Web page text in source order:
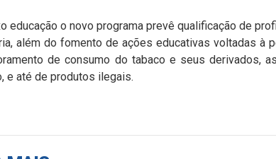
educação o novo programa prevê qualificação de
além do fomento de ações educativas voltadas à
de consumo do tabaco e seus derivados,
e até de produtos ilegais.